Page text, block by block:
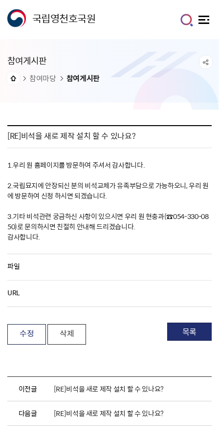
국립영천호국원
참여게시판
참여마당 참여게시판
[RE]비석을 새로 제작 설치 할 수 있나요?
1.우리 원 홈페이지를 방문하여 주셔서 감사합니다.
2.국립묘지에 안장되신 분의 비석교체가 유족부담으로 가능하오니, 우리 원
에 방문하여 신청 하시면 되겠습니다.
3.기타 비석관련 궁금하신 사항이 있으시면 우리 원 현충과(☎054-330-08
50)로 문의하시면 친절히 안내해 드리겠습니다.
감사합니다.
파일
URL
수정 삭제 목록
이전글 [RE]비석을 새로 제작 설치 할 수 있나요?
다음글 [RE]비석을 새로 제작 설치 할 수 있나요?